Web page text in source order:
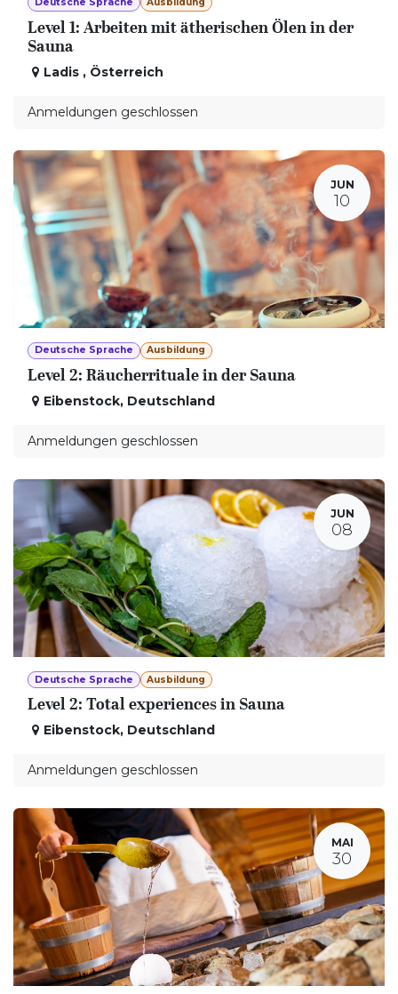
Level 1: Arbeiten mit ätherischen Ölen in der
Sauna
Ladis , Österreich
Anmeldungen geschlossen
JUN
10
Deutsche Sprache Ausbildung
Level 2: Räucherrituale in der Sauna
Eibenstock, Deutschland
Anmeldungen geschlossen
JUN
08
Deutsche Sprache Ausbildung
Level 2: Total experiences in Sauna
Eibenstock, Deutschland
Anmeldungen geschlossen
MAI
30